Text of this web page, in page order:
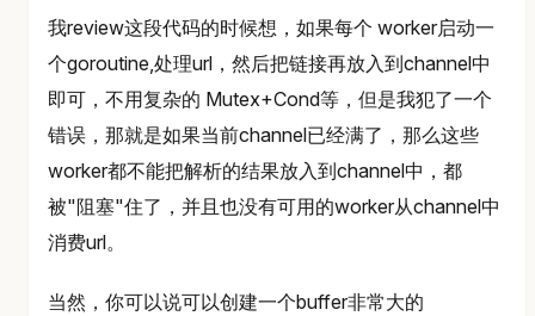
我review这段代码的时候想，如果每个 worker启动一
个goroutine,处理url，然后把链接再放入到channel中
即可，不用复杂的 Mutex+Cond等，但是我犯了一个
错误，那就是如果当前channel已经满了，那么这些
worker都不能把解析的结果放入到channel中，都
被"阻塞"住了，并且也没有可用的worker从channel中
消费url。
当然，你可以说可以创建一个buffer非常大的